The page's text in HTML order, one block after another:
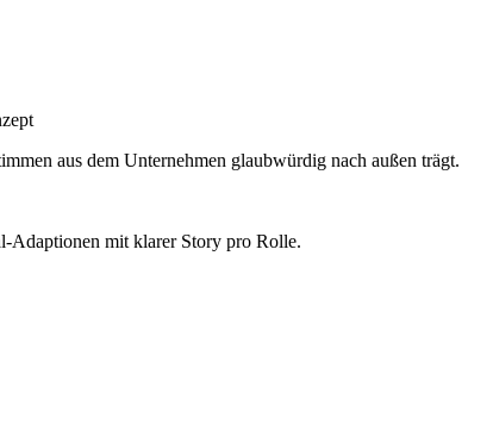
aus dem Unternehmen glaubwürdig nach außen trägt.
Adaptionen mit klarer Story pro Rolle.